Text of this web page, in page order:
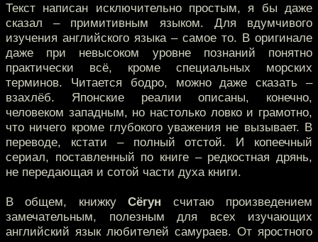
Текст написан исключительно простым, я бы даже
сказал – примитивным языком. Для вдумчивого
изучения английского языка – самое то. В оригинале
даже при невысоком уровне познаний понятно
практически всё, кроме специальных морских
терминов. Читается бодро, можно даже сказать –
взахлёб. Японские реалии описаны, конечно,
человеком западным, но настолько ловко и грамотно,
что ничего кроме глубокого уважения не вызывает. В
переводе, кстати – полный отстой. И копеечный
сериал, поставленный по книге – редкостная дрянь,
не передающая и сотой части духа книги.
В общем, книжкуСёгун считаю произведением
замечательным, полезным для всех изучающих
английский язык любителей самураев. От яростного